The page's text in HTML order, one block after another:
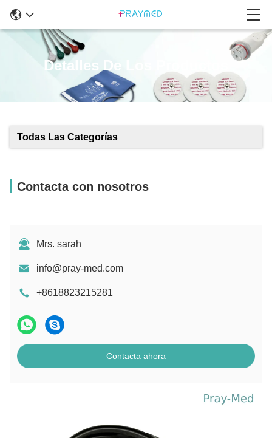
Detalles De Los Productos
Todas Las Categorías
Contacta con nosotros
Mrs. sarah
info@pray-med.com
+8618823215281
Contacta ahora